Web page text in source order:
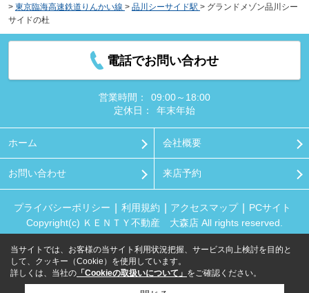
> 東京臨海高速鉄道りんかい線 > 品川シーサイド駅 > グランドメゾン品川シー
サイドの杜
電話でお問い合わせ
営業時間：
09:00～18:00
定休日：
年末年始
ホーム 会社概要
お問い合わせ 来店予約
プライバシーポリシー 利用規約 アクセスマップ
PCサイト
Copyright(c) ＫＥＮＴＹ不動産 大森店 All rights reserved.
当サイトでは、お客様の当サイト利用状況把握、サービス向上検討を目的と
して、クッキー（Cookie）を使用しています。
詳しくは、当社の 「Cookieの取扱いについて」 をご確認ください。